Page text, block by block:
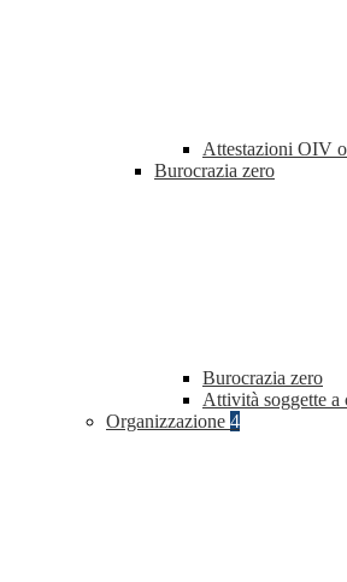
Attestazioni OIV
Burocrazia zero
Burocrazia zero
Attività soggette a
Organizzazione 4